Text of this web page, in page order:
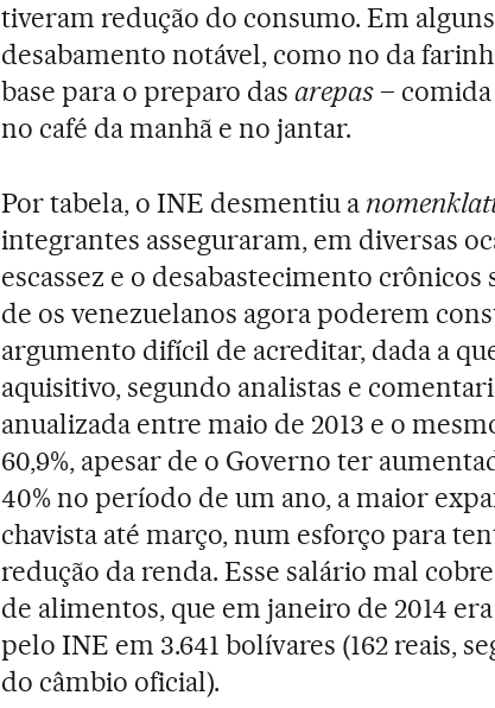
tiveram redução do consumo. Em
desabamento notável, como no da
base para o preparo das arepas– comida
no café da manhã e no jantar.
Por tabela, o INE desmentiu a
integrantes asseguraram, em diversas
escassez e o desabastecimento
de os venezuelanos agora poderem
argumento difícil de acreditar, dada a
aquisitivo, segundo analistas e
anualizada entre maio de 2013 e o
60,9%, apesar de o Governo ter
40% no período de um ano, a maior
chavista até março, num esforço para
redução da renda. Esse salário mal
de alimentos, que em janeiro de 2014
pelo INE em 3.641 bolívares (162 reais,
do câmbio oficial).